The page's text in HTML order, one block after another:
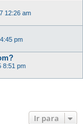
12:26 am
pm
8:51 pm
Ir para